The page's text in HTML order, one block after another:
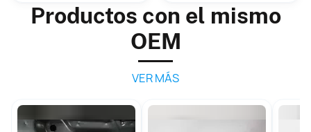
Productos con el mismo
OEM
VER MÁS